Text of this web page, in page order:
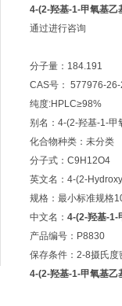
4-(2-羟基-1-甲氧基
通过进行咨询
分子量：184.191
CAS号： 577976-
纯度:HPLC≥98%
别名：4-(2-羟基-1-甲
化合物种类：未分类
分子式：C9H12O4
英文名：4-(2-
规格：最小标准规格
中文名： 4-(2-羟基-1-
产品编号：P8830
保存条件：2-8摄氏度
4-(2-羟基-1-甲氧基